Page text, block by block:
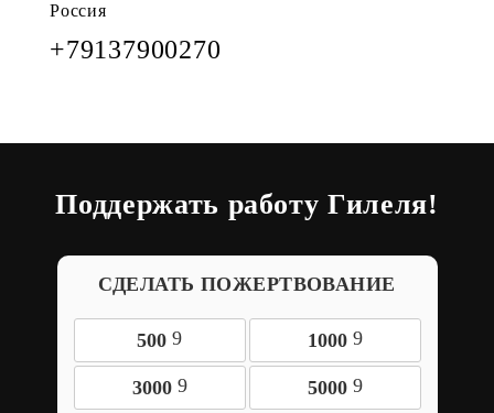
Россия
+79137900270
Поддержать работу Гилеля!
СДЕЛАТЬ ПОЖЕРТВОВАНИЕ
500 9 1000 9
3000 9 5000 9